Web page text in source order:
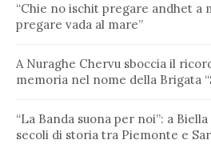
“Chie no ischit pregare andhet a
pregare vada al mare”
A Nuraghe Chervu sboccia il
memoria nel nome della Brigata
“La Banda suona per noi”: a
secoli di storia tra Piemonte e